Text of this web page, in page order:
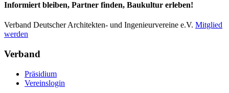
Informiert bleiben, Partner finden, Baukultur erleben!
Verband Deutscher Architekten- und Ingenieurvereine e.V. Mitglied
werden
Verband
Präsidium
Vereinslogin